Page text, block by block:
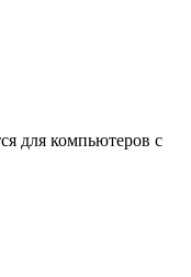
для компьютеров с